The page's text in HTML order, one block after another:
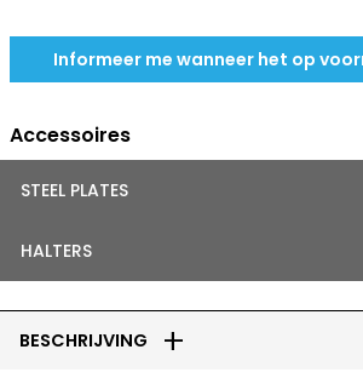
Informeer me wanneer het op
Accessoires
STEEL PLATES
HALTERS
BESCHRIJVING add